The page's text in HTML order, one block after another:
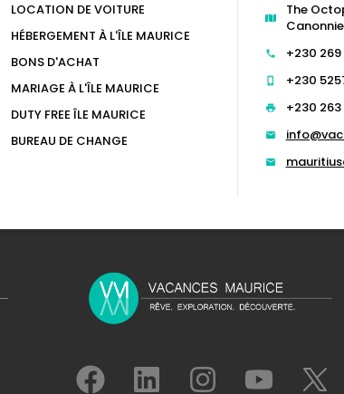
LOCATION DE VOITURE
HÉBERGEMENT À L'ÎLE MAURICE
BONS D'ACHAT
MARIAGE À L'ÎLE MAURICE
DUTY FREE ÎLE MAURICE
BUREAU DE CHANGE
The
+230 269
+230
+230